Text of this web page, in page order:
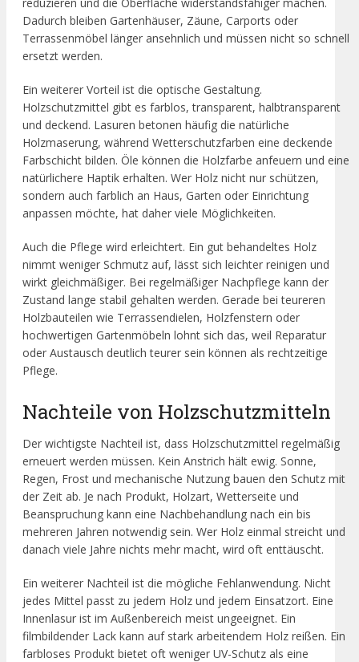
Dadurch bleiben Gartenhäuser, Zäune, Carports oder
Terrassenmöbel länger ansehnlich und müssen nicht so schnell
ersetzt werden.
Ein weiterer Vorteil ist die optische Gestaltung.
Holzschutzmittel gibt es farblos, transparent, halbtransparent
und deckend. Lasuren betonen häufig die natürliche
Holzmaserung, während Wetterschutzfarben eine deckende
Farbschicht bilden. Öle können die Holzfarbe anfeuern und eine
natürlichere Haptik erhalten. Wer Holz nicht nur schützen,
sondern auch farblich an Haus, Garten oder Einrichtung
anpassen möchte, hat daher viele Möglichkeiten.
Auch die Pflege wird erleichtert. Ein gut behandeltes Holz
nimmt weniger Schmutz auf, lässt sich leichter reinigen und
wirkt gleichmäßiger. Bei regelmäßiger Nachpflege kann der
Zustand lange stabil gehalten werden. Gerade bei teureren
Holzbauteilen wie Terrassendielen, Holzfenstern oder
hochwertigen Gartenmöbeln lohnt sich das, weil Reparatur
oder Austausch deutlich teurer sein können als rechtzeitige
Pflege.
Nachteile von Holzschutzmitteln
Der wichtigste Nachteil ist, dass Holzschutzmittel regelmäßig
erneuert werden müssen. Kein Anstrich hält ewig. Sonne,
Regen, Frost und mechanische Nutzung bauen den Schutz mit
der Zeit ab. Je nach Produkt, Holzart, Wetterseite und
Beanspruchung kann eine Nachbehandlung nach ein bis
mehreren Jahren notwendig sein. Wer Holz einmal streicht und
danach viele Jahre nichts mehr macht, wird oft enttäuscht.
Ein weiterer Nachteil ist die mögliche Fehlanwendung. Nicht
jedes Mittel passt zu jedem Holz und jedem Einsatzort. Eine
Innenlasur ist im Außenbereich meist ungeeignet. Ein
filmbildender Lack kann auf stark arbeitendem Holz reißen. Ein
farbloses Produkt bietet oft weniger UV-Schutz als eine